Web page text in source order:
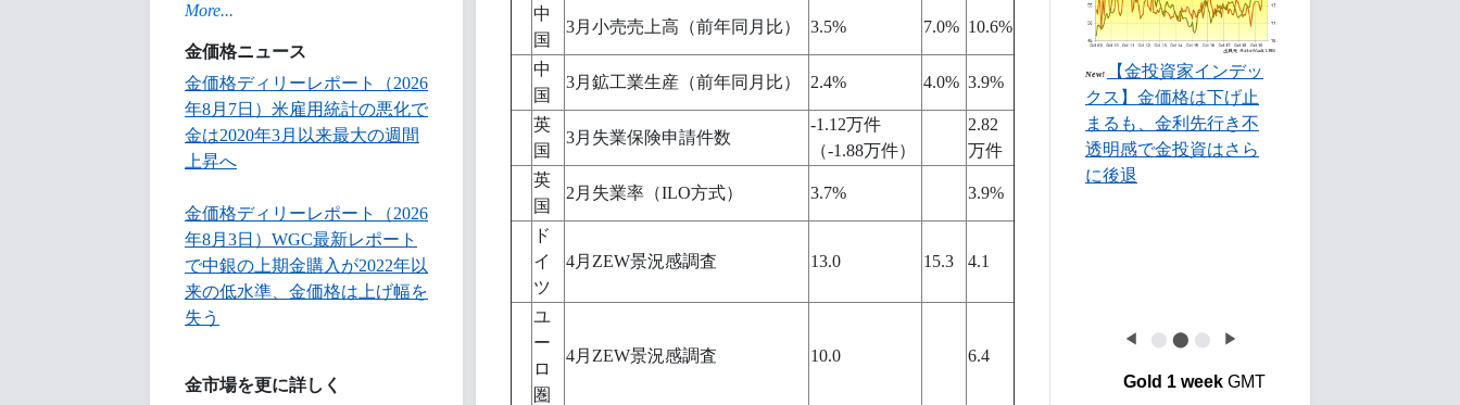
More...
金価格ニュース
金価格ディリーレポート（2026
年8月7日）米雇用統計の悪化で
金は2020年3月以来最大の週間
上昇へ
金価格ディリーレポート（2026
年8月3日）WGC最新レポート
で中銀の上期金購入が2022年以
来の低水準、金価格は上げ幅を
失う
金市場を更に詳しく
中
国
3月小売売上高（前年同月比） 3.5% 7.0% 10.6%
中
国
3月鉱工業生産（前年同月比） 2.4% 4.0% 3.9%
英
国
3月失業保険申請件数
-1.12万件
（-1.88万件）
2.82
万件
英
国
2月失業率（ILO方式） 3.7% 3.9%
ド
イ
ツ
4月ZEW景況感調査 13.0 15.3 4.1
ユ
ー
ロ
圏
4月ZEW景況感調査 10.0 6.4
New!
【金投資家インデッ
クス】金価格は下げ止
まるも、金利先行き不
透明感で金投資はさら
に後退
◀ ⬤ ⬤ ⬤ ▶
Gold 1 weekGMT